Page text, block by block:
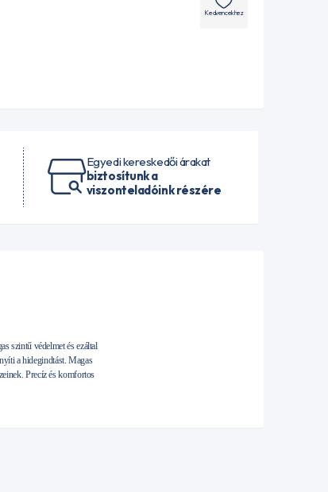
Kedvencekhez
Egyedi kereskedői árakat
biztosítunk a
viszonteladóink részére
szintű védelmet és ezáltal
a hidegindtást. Magas
Precíz és komfortos